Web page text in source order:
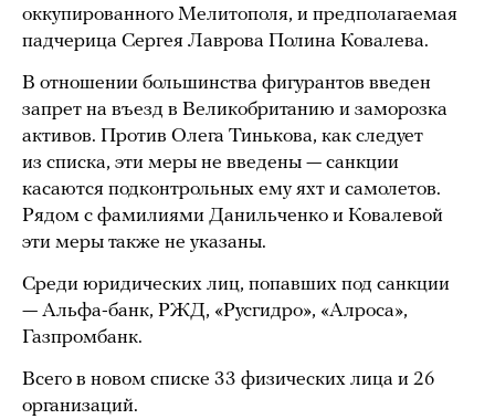
оккупированного Мелитополя, и предполагаемая
падчерица Сергея Лаврова Полина Ковалева.
В отношении большинства фигурантов введен
запрет на въезд в Великобританию и заморозка
активов. Против Олега Тинькова, как следует
из списка, эти меры не введены — санкции
касаются подконтрольных ему яхт и самолетов.
Рядом с фамилиями Данильченко и Ковалевой
эти меры также не указаны.
Среди юридических лиц, попавших под санкции
— Альфа-банк, РЖД, «Русгидро», «Алроса»,
Газпромбанк.
Всего в новом списке 33 физических лица и 26
организаций.